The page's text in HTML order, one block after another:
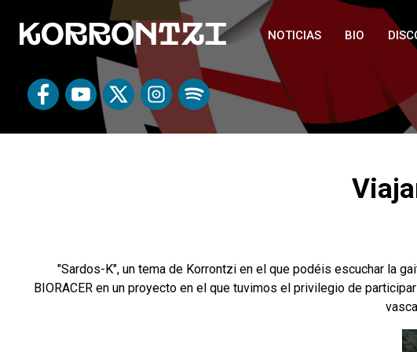
NOTICIAS BIO
"Sardos-K", un tema de Korrontzi en el que podéis escuchar la
BIORACER en un proyecto en el que tuvimos el privilegio de